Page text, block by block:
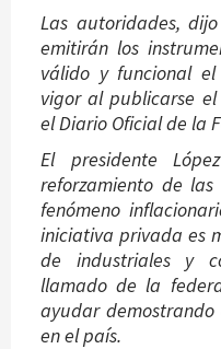
Las autoridades,
emitirán los
válido y funcional
vigor al publicarse
el Diario Oficial de la
El presidente
reforzamiento de
fenómeno
iniciativa privada es
de industriales y
llamado de la
ayudar
en el país.